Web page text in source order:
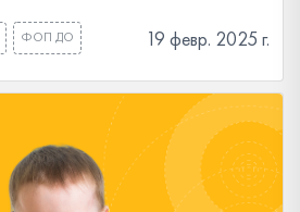
ФОП ДО 19 февр. 2025 г.